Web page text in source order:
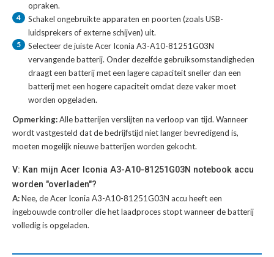
opraken.
4
Schakel ongebruikte apparaten en poorten (zoals USB-
luidsprekers of externe schijven) uit.
5 Selecteer de juisteAcer Iconia A3-A10-81251G03N
vervangende batterij. Onder dezelfde gebruiksomstandigheden
draagt een batterij met een lagere capaciteit sneller dan een
batterij met een hogere capaciteit omdat deze vaker moet
worden opgeladen.
Opmerking:Alle batterijen verslijten na verloop van tijd. Wanneer
wordt vastgesteld dat de bedrijfstijd niet langer bevredigend is,
moeten mogelijk nieuwe batterijen worden gekocht.
V: Kan mijn Acer Iconia A3-A10-81251G03N notebook accu
worden "overladen"?
A:Nee, de Acer Iconia A3-A10-81251G03N accu heeft een
ingebouwde controller die het laadproces stopt wanneer de batterij
volledig is opgeladen.